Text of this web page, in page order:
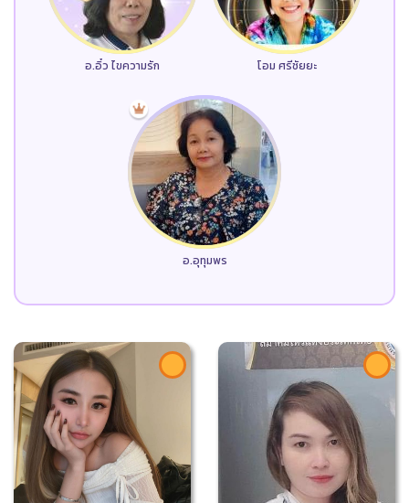
อ.อิ๋ว ไขความรัก โอม ศรีชัยยะ
อ.อุทุมพร